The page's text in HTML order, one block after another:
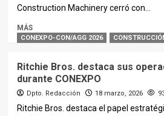
Construction Machinery cerró con...
MÁS
CONEXPO-CON/AGG 2026
Ritchie Bros. destaca sus
durante CONEXPO
Dpto. Redacción 18 marzo, 2026
Ritchie Bros. destaca el papel